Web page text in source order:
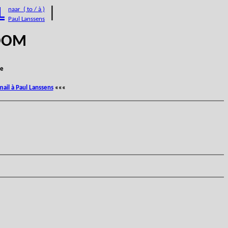
naar ( to / à )
Paul Lanssens
à Paul Lanssens«««